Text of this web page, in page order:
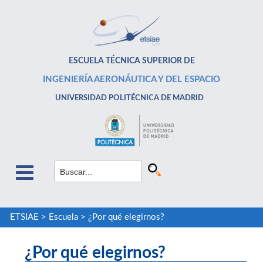
ESCUELA TÉCNICA SUPERIOR DE
INGENIERÍA AERONÁUTICA Y DEL ESPACIO
UNIVERSIDAD POLITÉCNICA DE MADRID
ETSIAE > Escuela> ¿Por qué elegirnos?
¿Por qué elegirnos?